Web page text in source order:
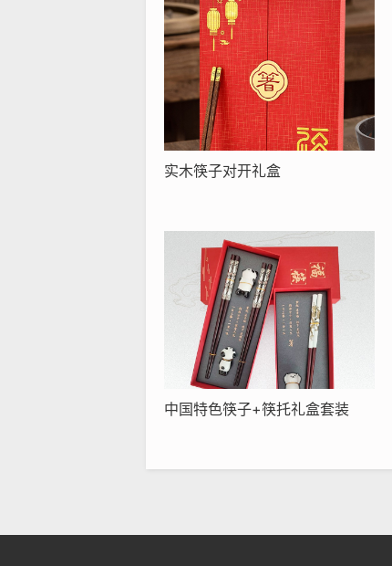
实木筷子对开礼盒
中国特色筷子+筷托礼盒套装